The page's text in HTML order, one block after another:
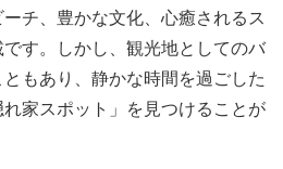
チ、豊かな文化、心癒されるス
す。しかし、観光地としてのバ
もあり、静かな時間を過ごした
家スポット」を見つけることが